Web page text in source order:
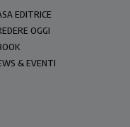
EDITRICE
OGGI
& EVENTI